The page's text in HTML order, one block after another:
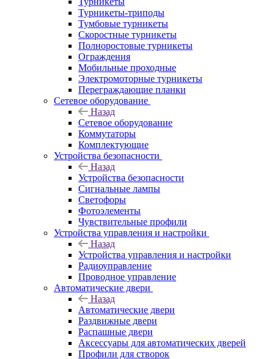
Турникеты-триподы
Тумбовые турникеты
Скоростные турникеты
Полноростовые турникеты
Ограждения
Мобильные проходные
Электромоторные турникеты
Переграждающие планки
Сетевое оборудование
Назад
Сетевое оборудование
Коммутаторы
Комплектующие
Устройства безопасности
Назад
Устройства безопасности
Сигнальные лампы
Светофоры
Фотоэлементы
Чувствительные профили
Устройства управления и настройки
Назад
Устройства управления и настройки
Радиоуправление
Проводное управление
Автоматические двери
Назад
Автоматические двери
Раздвижные двери
Распашные двери
Аксессуары для автоматических дверей
Профили для створок